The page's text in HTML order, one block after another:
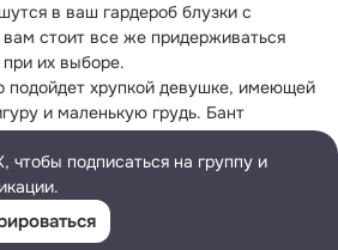
в ваш гардероб блузки с
стоит все же придерживаться
их выборе.
подойдет хрупкой девушке, имеющей
и маленькую грудь. Бант
груди.
«перевернутый треугольник»
банта надевать не стоит, иначе
верх вашего туловища.
фигуры «треугольник» она
чтобы подписаться на группу и